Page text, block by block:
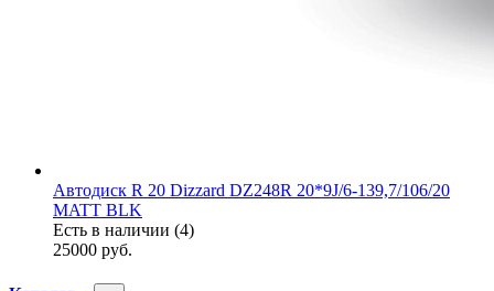
Автодиск R 20 Dizzard DZ248R 20*9J/6-139,7/106/20
MATT BLK
Есть в наличии (4)
25000 руб.